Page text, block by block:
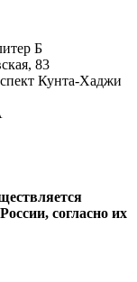
Б
83
Кунта-Хаджи
согласно их